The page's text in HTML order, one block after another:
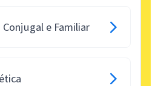
e Familiar